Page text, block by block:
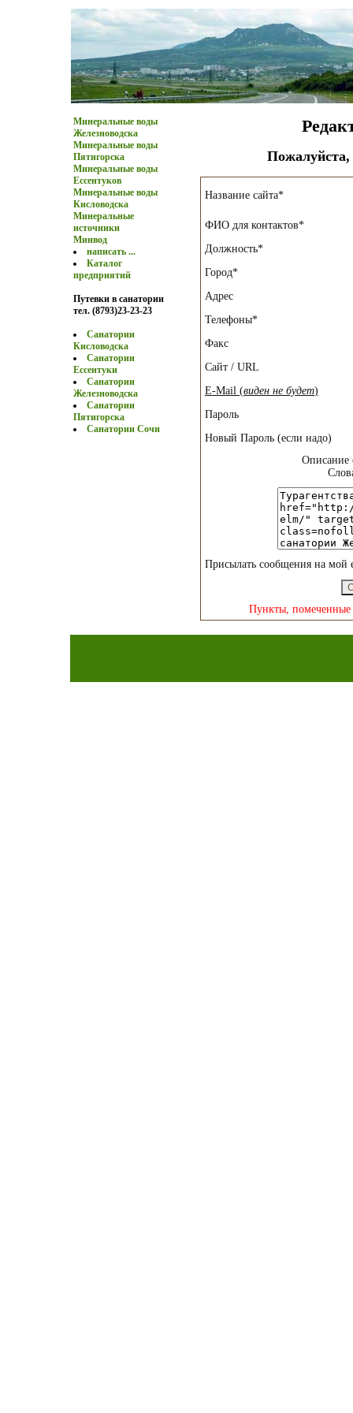
Минеральные воды
Железноводска
Минеральные воды
Пятигорска
Минеральные воды
Ессентуков
Минеральные воды
Кисловодска
Минеральные
источники
Минвод
написать ...
Каталог
предприятий
Путевки в санатории
тел. (8793)23-23-23
Санатории
Кисловодска
Санатории
Ессентуки
Санатории
Железноводска
Санатории
Пятигорска
Санатории Сочи
Пожалуйста,
Название сайта*
ФИО для контактов*
Должность*
Город*
Адрес
Телефоны*
Факс
Сайт / URL
E-Mail (виден не будет)
Пароль
Новый Пароль (если надо)
Описание
Присылать сообщения на мой
Пункты, помеченные